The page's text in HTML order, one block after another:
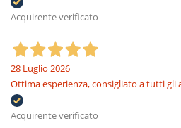
Acquirente verificato
28 Luglio 2026
Ottima esperienza, consigliato a tutti gli
Acquirente verificato